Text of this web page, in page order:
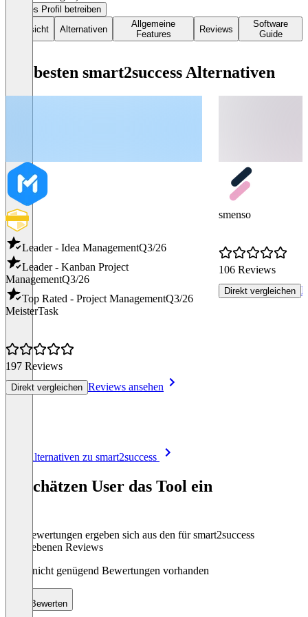
Dieses Profil betreiben
Übersicht
Alternativen
Allgemeine
Features
Reviews
Software
Guide
Die besten smart2success Alternativen
Leader - Idea ManagementQ3/26
Leader - Kanban Project
ManagementQ3/26
Top Rated - Project ManagementQ3/26
MeisterTask
197 Reviews
Direkt vergleichen Reviews ansehen
smenso
106 Reviews
Direkt vergleichen
Alle Alternativen zu smart2success
So schätzen User das Tool ein
Die Bewertungen ergeben sich aus den für smart2success
abgegebenen Reviews
Noch nicht genügend Bewertungen vorhanden
Bewerten